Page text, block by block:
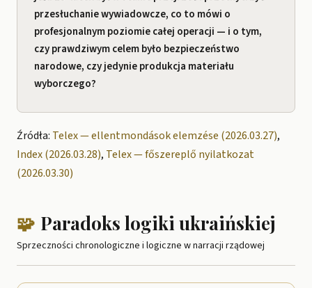
przesłuchanie wywiadowcze, co to mówi o
profesjonalnym poziomie całej operacji — i o tym,
czy prawdziwym celem było bezpieczeństwo
narodowe, czy jedynie produkcja materiału
wyborczego?
Źródła: Telex — ellentmondások elemzése (2026.03.27),
Index (2026.03.28), Telex — főszereplő nyilatkozat
(2026.03.30)
🧩 Paradoks logiki ukraińskiej
Sprzeczności chronologiczne i logiczne w narracji rządowej